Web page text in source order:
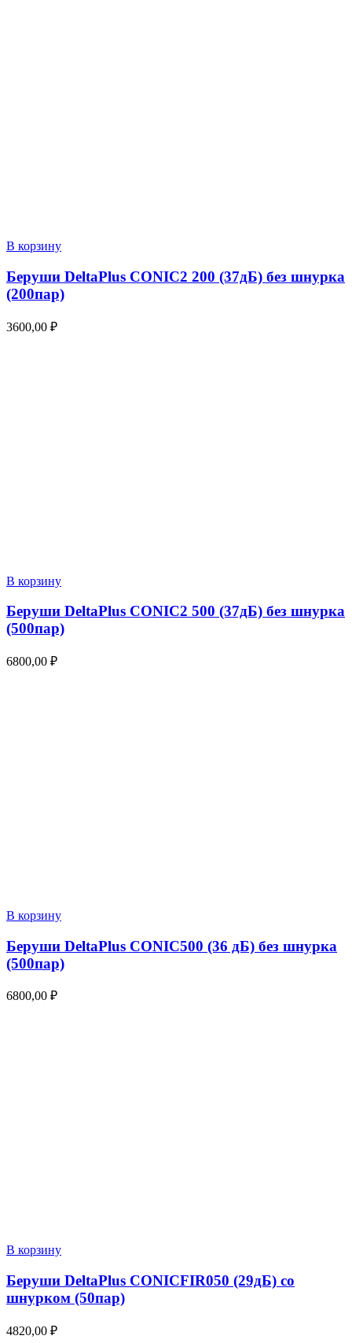
В корзину
Беруши DeltaPlus CONIC2 200 (37дБ) без шнурка
(200пар)
3600,00 ₽
В корзину
Беруши DeltaPlus CONIC2 500 (37дБ) без шнурка
(500пар)
6800,00 ₽
В корзину
Беруши DeltaPlus CONIC500 (36 дБ) без шнурка
(500пар)
6800,00 ₽
В корзину
Беруши DeltaPlus CONICFIR050 (29дБ) со
шнурком (50пар)
4820,00 ₽